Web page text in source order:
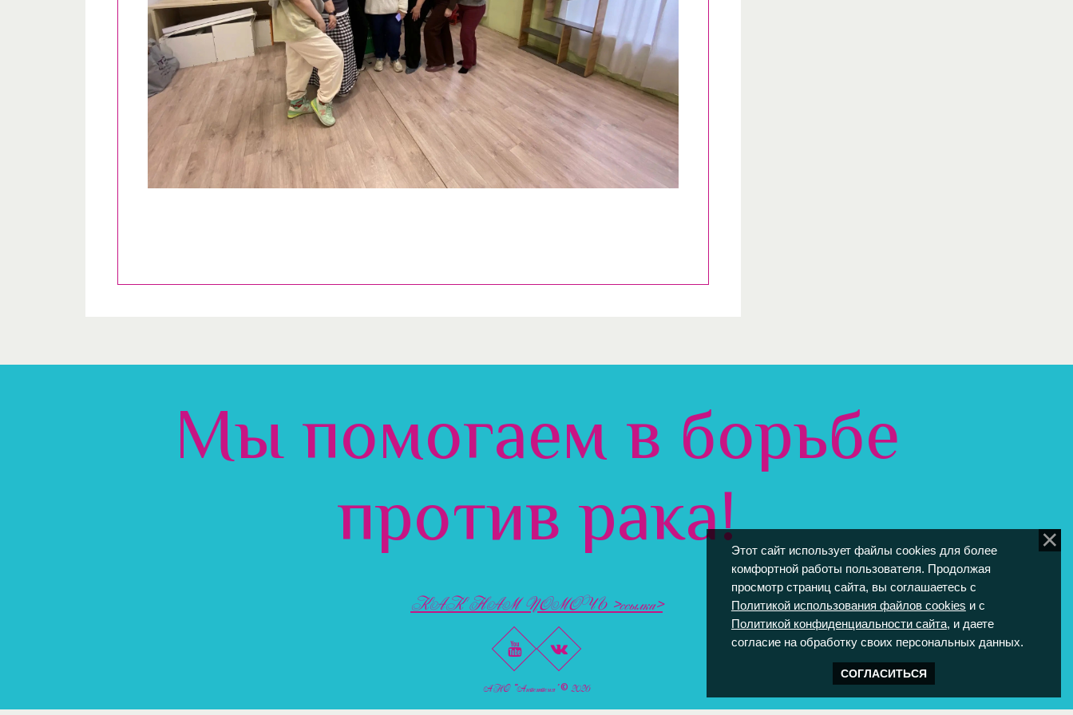
Мы помогаем в борьбе
против рака!
КАК НАМ ПОМОЧЬ >ссылка>
АНО «Анастасия» © 2026
Этот сайт использует файлы cookies для более
комфортной работы пользователя. Продолжая
просмотр страниц сайта, вы соглашаетесь с
Политикой использования файлов cookies и с
Политикой конфиденциальности сайта, и даете
согласие на обработку своих персональных данных.
СОГЛАСИТЬСЯ